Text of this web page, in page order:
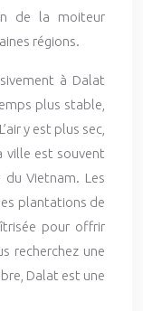
de la moiteur
régions.
à Dalat
plus stable,
y est plus sec,
ville est souvent
Vietnam. Les
plantations de
pour offrir
recherchez une
Dalat est une